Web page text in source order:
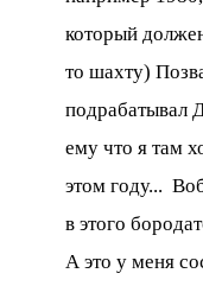
который
то шахту)
подрабатывал
ему что я там
этом году...
в этого
А это у меня